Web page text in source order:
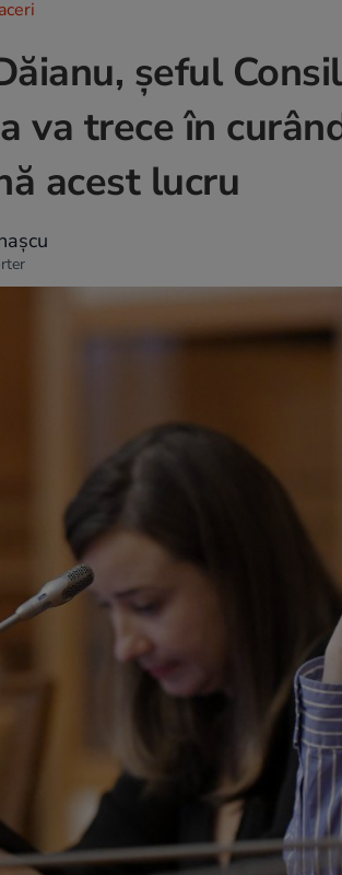
șeful
va trece în
acest lucru